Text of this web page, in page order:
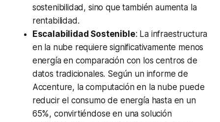
sostenibilidad, sino que también aumenta la
rentabilidad.
Escalabilidad Sostenible: La infraestructura
en la nube requiere significativamente menos
energía en comparación con los centros de
datos tradicionales. Según un informe de
Accenture, la computación en la nube puede
reducir el consumo de energía hasta en un
65%, convirtiéndose en una solución